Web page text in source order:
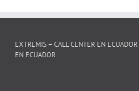
EXTREMIS – CALL CENTER EN
EN ECUADOR